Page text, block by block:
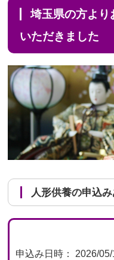
埼玉県の方よりお人形供養のお申し込みを
いただきました
人形供養の申込
申込み日時： 2026/